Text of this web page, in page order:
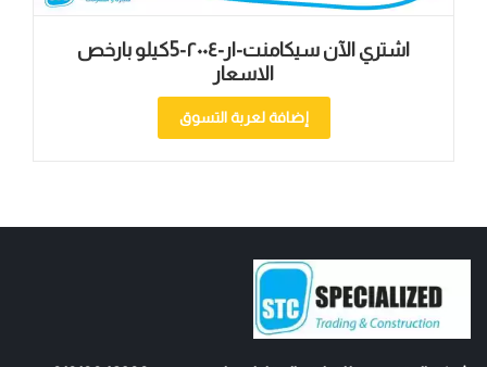
اشتري الآن سيكامنت-ار-۲۰۰٤-5كيلو بارخص
الاسعار
إضافة لعربة التسوق